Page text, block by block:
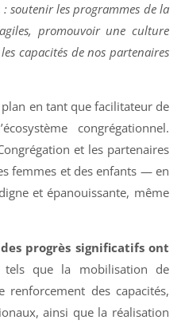
: soutenir les programmes de la
promouvoir une culture
capacités de nos partenaires
en tant que facilitateur de
congrégationnel.
et les partenaires
femmes et des enfants — en
et épanouissante, même
des progrès significatifs ont
que la mobilisation de
des capacités,
ainsi que la réalisation